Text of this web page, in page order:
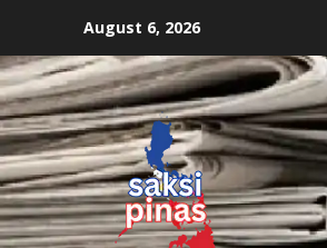
content
August 6, 2026